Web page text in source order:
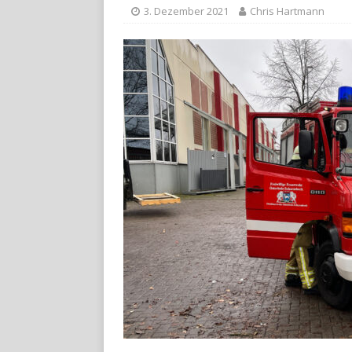
3. Dezember 2021 Chris Hartmann